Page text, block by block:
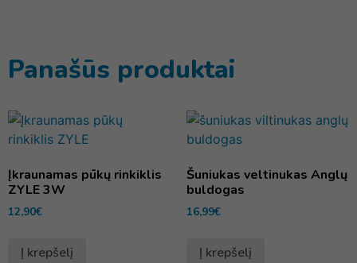
Panašūs produktai
Įkraunamas pūkų rinkiklis
ZYLE 3W
12,90€
Į krepšelį
Šuniukas veltinukas Anglų
buldogas
16,99€
Į krepšelį